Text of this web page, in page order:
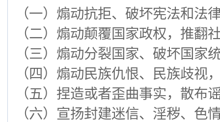
（一）煽动抗拒、破坏宪法和法
（二）煽动颠覆国家政权，推翻
（三）煽动分裂国家、破坏国家
（四）煽动民族仇恨、民族歧视
（五）捏造或者歪曲事实，散布
（六）宣扬封建迷信、淫秽、色